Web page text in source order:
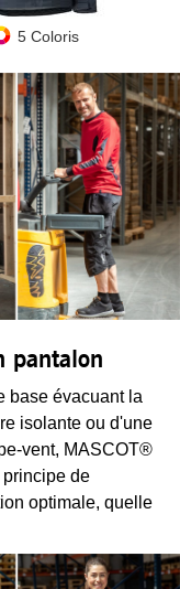
5 Coloris
pantalon
base évacuant la
isolante ou d'une
vent, MASCOT®
de
optimale, quelle